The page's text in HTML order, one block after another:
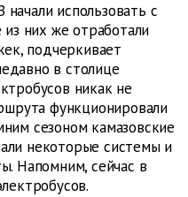
использовать с
них же отработали
подчеркивает
в столице
никак не
функционировали
сезоном камазовские
некоторые системы и
Напомним, сейчас в